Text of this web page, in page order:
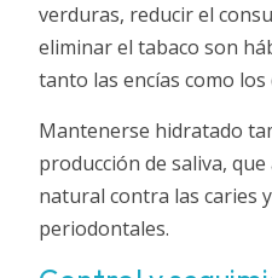
verduras, reducir el
eliminar el tabaco son
tanto las encías como los
Mantenerse hidratado
producción de saliva,
natural contra las caries
periodontales.